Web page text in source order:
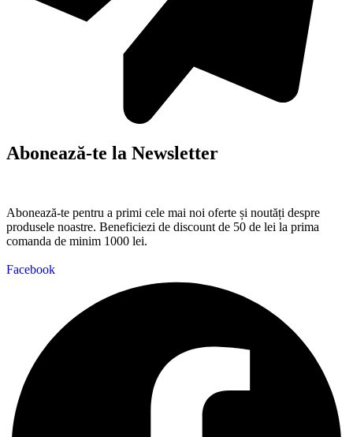
Abonează-te la Newsletter
Abonează-te pentru a primi cele mai noi oferte și noutăți despre
produsele noastre. Beneficiezi de discount de 50 de lei la prima
comanda de minim 1000 lei.
Facebook